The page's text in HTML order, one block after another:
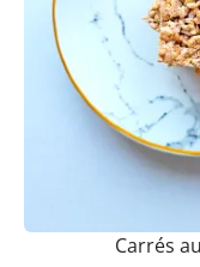
Carrés